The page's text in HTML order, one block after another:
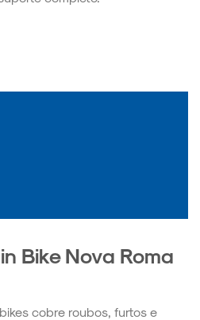
Bike Nova Roma
cobre roubos, furtos e